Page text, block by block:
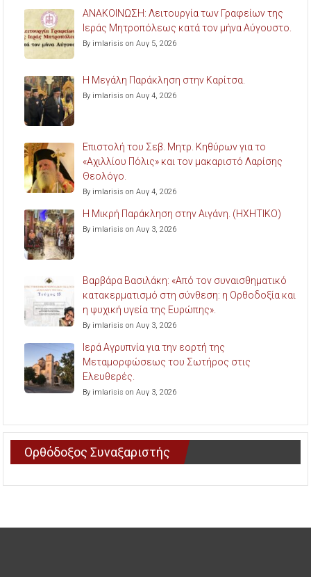
ΑΝΑΚΟΙΝΩΣΗ: Λειτουργία των Γραφείων της
Ιεράς Μητροπόλεως κατά τον μήνα Αύγουστο.
By imlarisis on Αυγ 5, 2026
Η Μεγάλη Παράκληση στην Καρίτσα.
By imlarisis on Αυγ 4, 2026
Επιστολή του Σεβ. Μητρ. Κηθύρων για το
«Αχιλλίου Πόλις» και τον μακαριστό Λαρίσης
Θεολόγο.
By imlarisis on Αυγ 4, 2026
Η Μικρή Παράκληση στην Αιγάνη. (ΗΧΗΤΙΚΟ)
By imlarisis on Αυγ 3, 2026
Βαρβάρα Βασιλάκη: «Από τον συναισθηματικό
κατακερματισμό στη σύνθεση: η Ορθοδοξία και
η ψυχική υγεία της Ευρώπης».
By imlarisis on Αυγ 3, 2026
Ιερά Αγρυπνία για την εορτή της
Μεταμορφώσεως του Σωτήρος στις
Ελευθερές.
By imlarisis on Αυγ 3, 2026
Ορθόδοξος Συναξαριστής